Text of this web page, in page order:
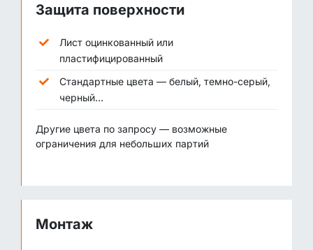
Защита поверхности
Лист оцинкованный или
пластифицированный
Стандартные цвета — белый, темно-серый,
черный…
Другие цвета по запросу — возможные
ограничения для небольших партий
Монтаж